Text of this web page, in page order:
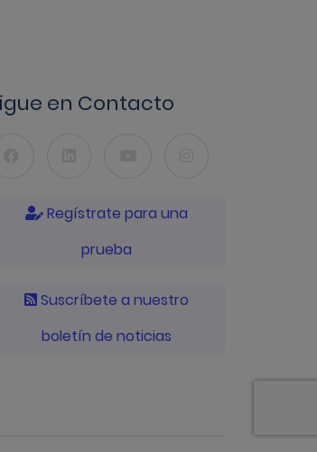
en Contacto
Regístrate para una
prueba
Suscríbete a nuestro
boletín de noticias